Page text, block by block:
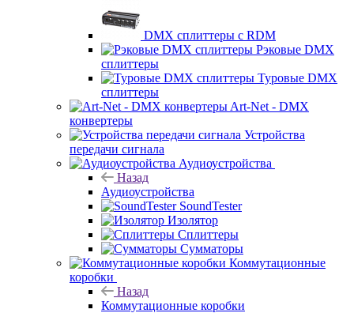
DMX сплиттеры с RDM
Рэковые DMX
сплиттеры
Туровые DMX
сплиттеры
Art-Net - DMX
конвертеры
Устройства
передачи сигнала
Аудиоустройства
Назад
Аудиоустройства
SoundTester
Изолятор
Сплиттеры
Сумматоры
Коммутационные
коробки
Назад
Коммутационные коробки